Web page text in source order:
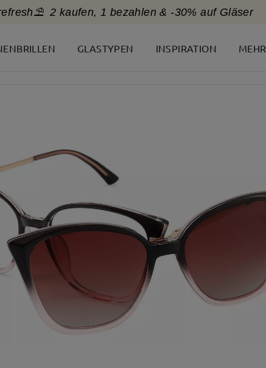
2 kaufen, 1 bezahlen & -30% auf Gläser
GLASTYPEN INSPIRATION MEHR